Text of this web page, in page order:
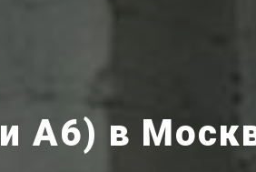
А6) в